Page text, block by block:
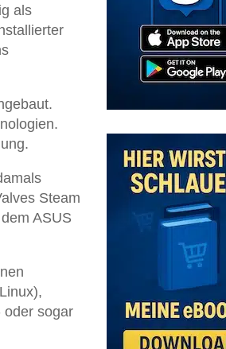
als
Steam
ASUS
oder sogar